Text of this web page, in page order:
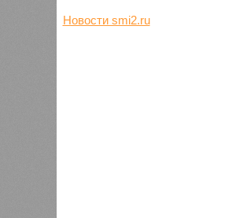
Новости smi2.ru